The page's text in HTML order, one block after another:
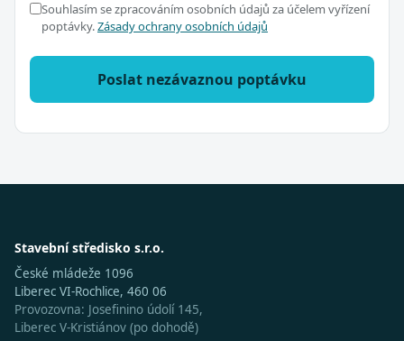
Souhlasím se zpracováním osobních údajů za účelem vyřízení
poptávky.Zásady ochrany osobních údajů
Poslat nezávaznou poptávku
Stavební středisko s.r.o.
České mládeže 1096
Liberec VI-Rochlice, 460 06
Provozovna: Josefinino údolí 145,
Liberec V-Kristiánov (po dohodě)